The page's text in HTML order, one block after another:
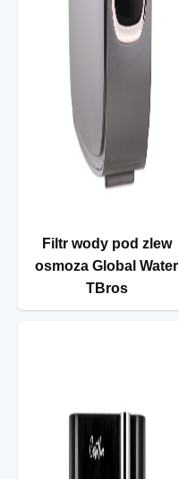
Filtr wody pod zlew
osmoza Global Water
TBros